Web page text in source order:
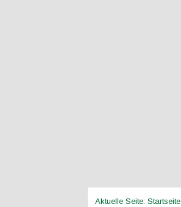
Aktuelle Seite:Startseite